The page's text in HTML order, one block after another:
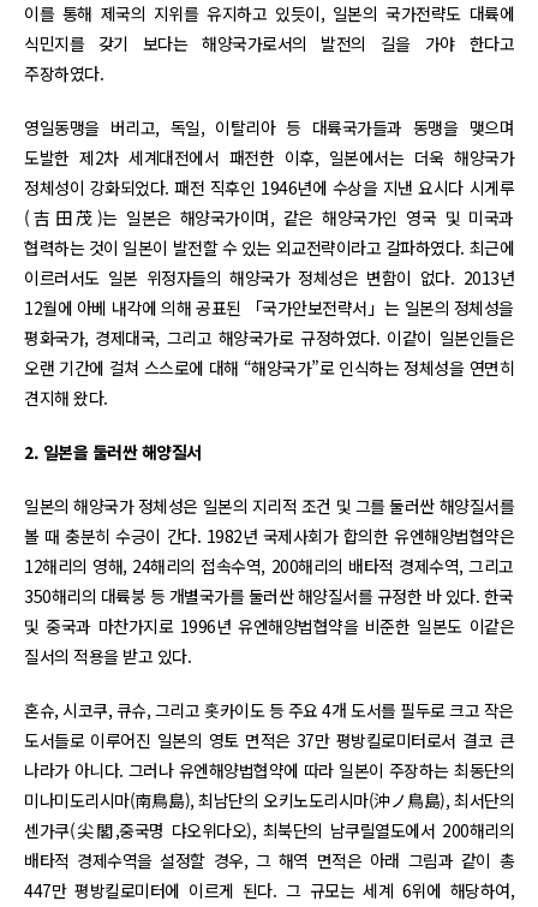
이를 통해 제국의 지위를 유지하고 있듯이, 일본의 국가전략도 대륙에
식민지를 갖기 보다는 해양국가로서의 발전의 길을 가야 한다고
주장하였다.
영일동맹을 버리고, 독일, 이탈리아 등 대륙국가들과 동맹을 맺으며
도발한 제2차 세계대전에서 패전한 이후, 일본에서는 더욱 해양국가
정체성이 강화되었다. 패전 직후인 1946년에 수상을 지낸 요시다 시게루
(吉田茂)는 일본은 해양국가이며, 같은 해양국가인 영국 및 미국과
협력하는 것이 일본이 발전할 수 있는 외교전략이라고 갈파하였다. 최근에
이르러서도 일본 위정자들의 해양국가 정체성은 변함이 없다. 2013년
12월에 아베 내각에 의해 공표된 「국가안보전략서」는 일본의 정체성을
평화국가, 경제대국, 그리고 해양국가로 규정하였다. 이같이 일본인들은
오랜 기간에 걸쳐 스스로에 대해 “해양국가”로 인식하는 정체성을 연면히
견지해 왔다.
2. 일본을 둘러싼 해양질서
일본의 해양국가 정체성은 일본의 지리적 조건 및 그를 둘러싼 해양질서를
볼 때 충분히 수긍이 간다. 1982년 국제사회가 합의한 유엔해양법협약은
12해리의 영해, 24해리의 접속수역, 200해리의 배타적 경제수역, 그리고
350해리의 대륙붕 등 개별국가를 둘러싼 해양질서를 규정한 바 있다. 한국
및 중국과 마찬가지로 1996년 유엔해양법협약을 비준한 일본도 이같은
질서의 적용을 받고 있다.
혼슈, 시코쿠, 큐슈, 그리고 홋카이도 등 주요 4개 도서를 필두로 크고 작은
도서들로 이루어진 일본의 영토 면적은 37만 평방킬로미터로서 결코 큰
나라가 아니다. 그러나 유엔해양법협약에 따라 일본이 주장하는 최동단의
미나미도리시마(南鳥島), 최남단의 오키노도리시마(沖ノ鳥島), 최서단의
센가쿠(尖閣,중국명 댜오위다오), 최북단의 남쿠릴열도에서 200해리의
배타적 경제수역을 설정할 경우, 그 해역 면적은 아래 그림과 같이 총
447만 평방킬로미터에 이르게 된다. 그 규모는 세계 6위에 해당하여,